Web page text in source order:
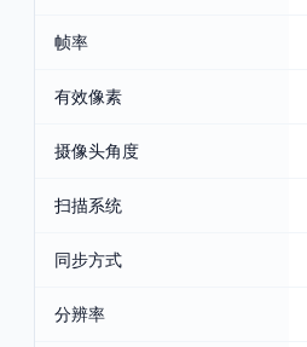
帧率
有效像素
摄像头角度
扫描系统
同步方式
分辨率